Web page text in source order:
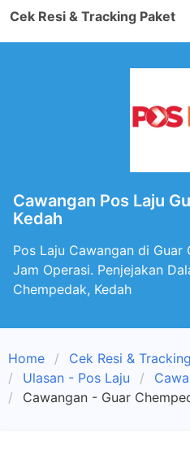
Cek Resi & Tracking Paket
Cawangan Pos Laju
Kedah
Pos Laju Cawangan di
Jam Operasi. Penjejakan
Chempedak, Kedah
Home
Cek Resi &
Ulasan - Pos Laju
Cawangan - Guar